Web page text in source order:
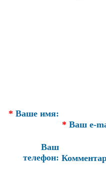
* Ваше имя:
* Ваш e-
Ваш
телефон: